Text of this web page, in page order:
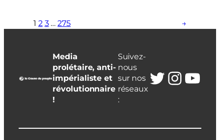
1 2 3 … 275 →
Media
prolétaire, anti-
impérialiste et
révolutionnaire
!
Suivez-
nous
sur nos
réseaux
:
Twitter